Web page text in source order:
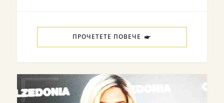
ПРОЧЕТЕТЕ ПОВЕЧЕ